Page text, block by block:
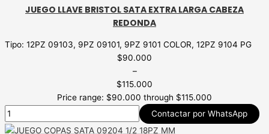
JUEGO LLAVE BRISTOL SATA EXTRA LARGA CABEZA
REDONDA
Tipo: 12PZ 09103, 9PZ 09101, 9PZ 9101 COLOR, 12PZ 9104 PG
$90.000
–
$115.000
Price range: $90.000 through $115.000
Contactar por WhatsApp